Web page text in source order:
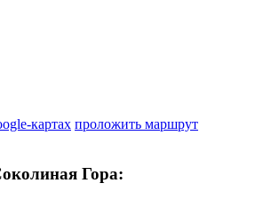
картах проложить маршрут
Гора: